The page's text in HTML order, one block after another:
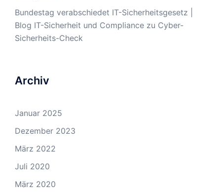
Bun­des­tag ver­ab­schie­det IT-Si­cher­heits­ge­setz |
Blog IT-Sicherheit und Compliance zu Cyber-
Sicherheits-Check
Archiv
Januar 2025
Dezember 2023
März 2022
Juli 2020
März 2020